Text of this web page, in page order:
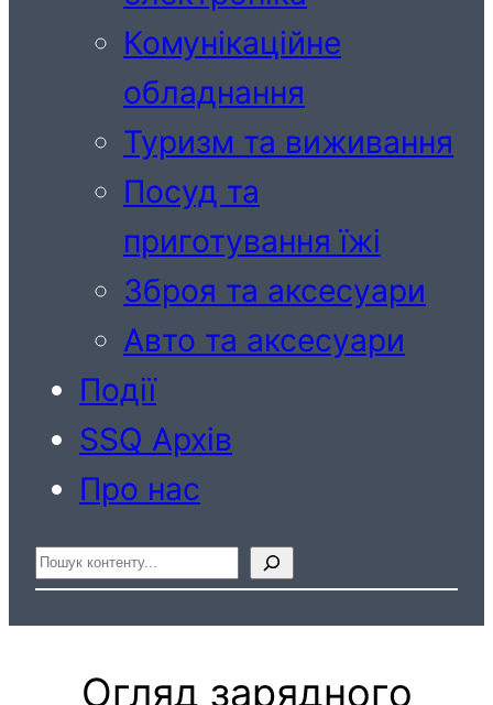
Комунікаційне
обладнання
Туризм та виживання
Посуд та
приготування їжі
Зброя та аксесуари
Авто та аксесуари
Події
SSQ Архів
Про нас
Пошук
Огляд зарядного